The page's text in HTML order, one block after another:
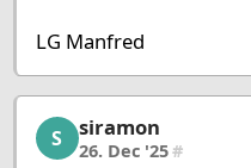
LG Manfred
siramon, 30/53, 26.
S siramon
26. Dec '25#